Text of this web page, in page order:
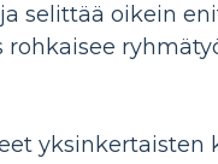
selittää oikein
yksinkertaisten